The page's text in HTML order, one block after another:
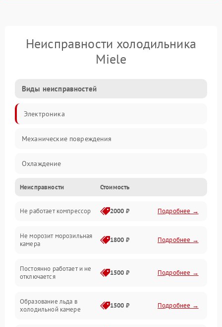
Неисправности холодильника
Miele
Виды неисправностей
Электроника
Механические повреждения
Охлаждение
Механика
Электропитание
Дренаж
Неисправности Стоимость
Не работает компрессор 2000 ₽ Подробнее →
Не морозит морозильная
камера
1800 ₽ Подробнее →
Постоянно работает и не
отключается
1500 ₽ Подробнее →
Образование льда в
холодильной камере
1500 ₽ Подробнее →